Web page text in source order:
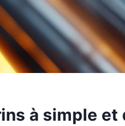
à simple